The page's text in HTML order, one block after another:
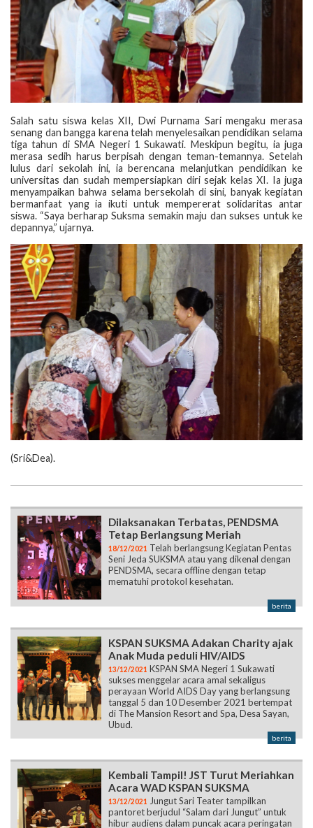
‎Salah satu siswa kelas XII, Dwi Purnama Sari mengaku merasa
senang dan bangga karena telah menyelesaikan pendidikan selama
tiga tahun di SMA Negeri 1 Sukawati. Meskipun begitu, ia juga
merasa sedih harus berpisah dengan teman-temannya. Setelah
lulus dari sekolah ini, ia berencana melanjutkan pendidikan ke
universitas dan sudah mempersiapkan diri sejak kelas XI. Ia juga
menyampaikan bahwa selama bersekolah di sini, banyak kegiatan
bermanfaat yang ia ikuti untuk mempererat solidaritas antar
siswa. “Saya berharap Suksma semakin maju dan sukses untuk ke
depannya,” ujarnya.
‎(‎Sri&Dea).
Dilaksanakan Terbatas, PENDSMA
Tetap Berlangsung Meriah
18/12/2021 Telah berlangsung Kegiatan Pentas
Seni Jeda SUKSMA atau yang dikenal dengan
PENDSMA, secara offline dengan tetap
mematuhi protokol kesehatan.
berita
KSPAN SUKSMA Adakan Charity ajak
Anak Muda peduli HIV/AIDS
13/12/2021 KSPAN SMA Negeri 1 Sukawati
sukses menggelar acara amal sekaligus
perayaan World AIDS Day yang berlangsung
tanggal 5 dan 10 Desember 2021 bertempat
di The Mansion Resort and Spa, Desa Sayan,
Ubud.
berita
Kembali Tampil! JST Turut Meriahkan
Acara WAD KSPAN SUKSMA
13/12/2021 Jungut Sari Teater tampilkan
pantoret berjudul “Salam dari Jungut” untuk
hibur audiens dalam puncak acara peringatan